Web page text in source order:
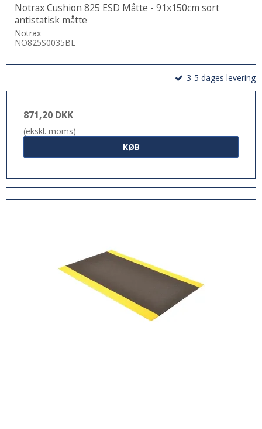
Notrax Cushion 825 ESD Måtte - 91x150cm sort
antistatisk måtte
Notrax
NO825S0035BL
3-5 dages levering
871,20 DKK
(ekskl. moms)
KØB